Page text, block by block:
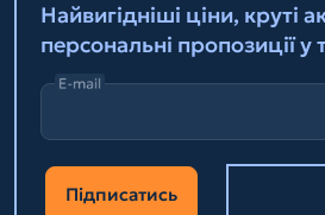
Найвигідніші ціни, круті
персональні пропозиції у
E-mail
Підписатись